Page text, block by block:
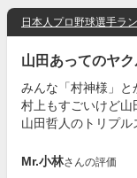
日本人プロ野球選手ラ
山田あってのヤク
みんな「村神様」と
村上もすごいけど
山田哲人のトリプル
Mr.小林さんの評価